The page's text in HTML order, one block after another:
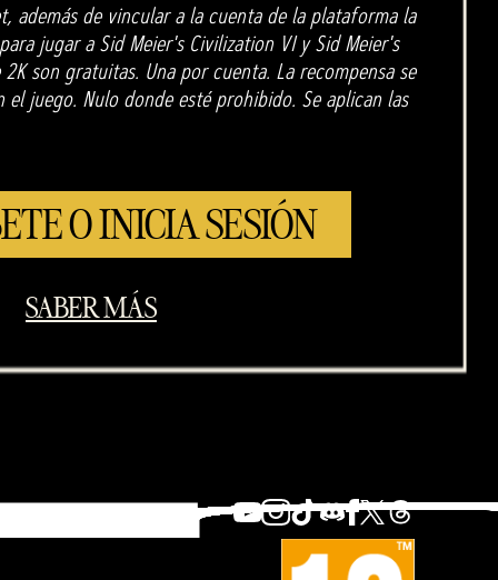
además de vincular a la cuenta de la plataforma la
jugar a Sid Meier's Civilization VI y Sid Meier's
son gratuitas. Una por cuenta. La recompensa se
juego. Nulo donde esté prohibido. Se aplican las
O INICIA SESIÓN
SABER MÁS